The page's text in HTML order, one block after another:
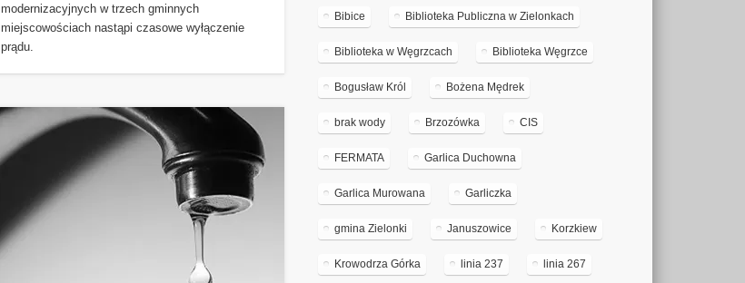
modernizacyjnych w trzech gminnych
miejscowościach nastąpi czasowe wyłączenie
prądu.
Bibice Biblioteka Publiczna w Zielonkach
Biblioteka w Węgrzcach Biblioteka Węgrzce
Bogusław Król Bożena Mędrek
brak wody Brzozówka CIS
FERMATA Garlica Duchowna
Garlica Murowana Garliczka
gmina Zielonki Januszowice Korzkiew
Krowodrza Górka linia 237 linia 267